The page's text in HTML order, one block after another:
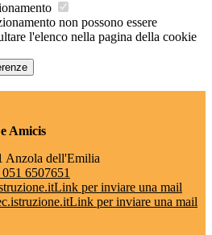
non possono essere
l'elenco nella pagina della cookie
Amicis
Anzola dell'Emilia
6507651
Link per inviare una mail
Link per inviare una mail